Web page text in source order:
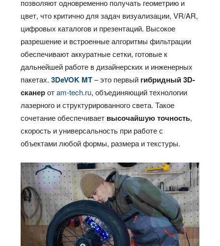
позволяют одновременно получать геометрию и
цвет, что критично для задач визуализации, VR/AR,
цифровых каталогов и презентаций. Высокое
разрешение и встроенные алгоритмы фильтрации
обеспечивают аккуратные сетки, готовые к
дальнейшей работе в дизайнерских и инженерных
пакетах.3DeVOK MT– это первый гибридный 3D-
сканеротam-tech.ru, объединяющий технологии
лазерного и структурированного света. Такое
сочетание обеспечивает высочайшую точность,
скорость и универсальность при работе с
объектами любой формы, размера и текстуры.